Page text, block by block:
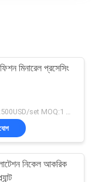
মিনারেল প্রসেসিং
নিকেল আকরিক